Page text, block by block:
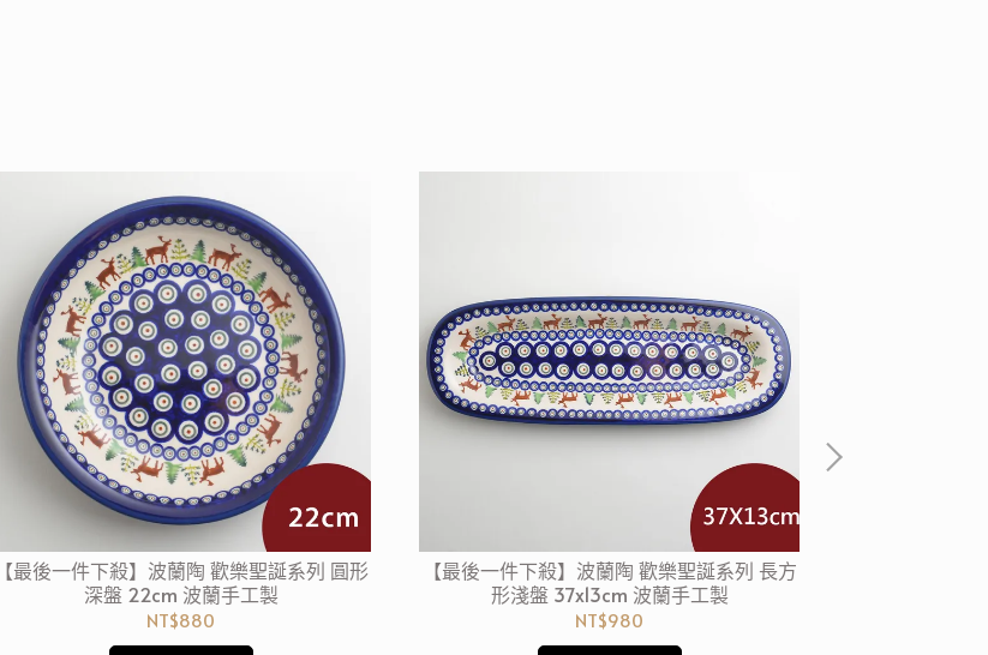
【最後一件下殺】波蘭陶 歡樂聖誕系列 圓形
深盤 22cm 波蘭手工製
NT$880
【最後一件下殺】波蘭陶 歡樂聖誕系列 長方
形淺盤 37x13cm 波蘭手工製
NT$980